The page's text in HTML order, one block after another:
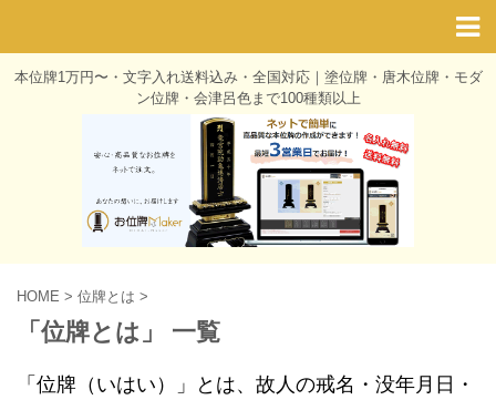
本位牌1万円〜・文字入れ送料込み・全国対応｜塗位牌・唐木位牌・モダ
ン位牌・会津呂色まで100種類以上
HOME > 位牌とは >
「位牌とは」 一覧
「位牌（いはい）」とは、故人の戒名・没年月日・